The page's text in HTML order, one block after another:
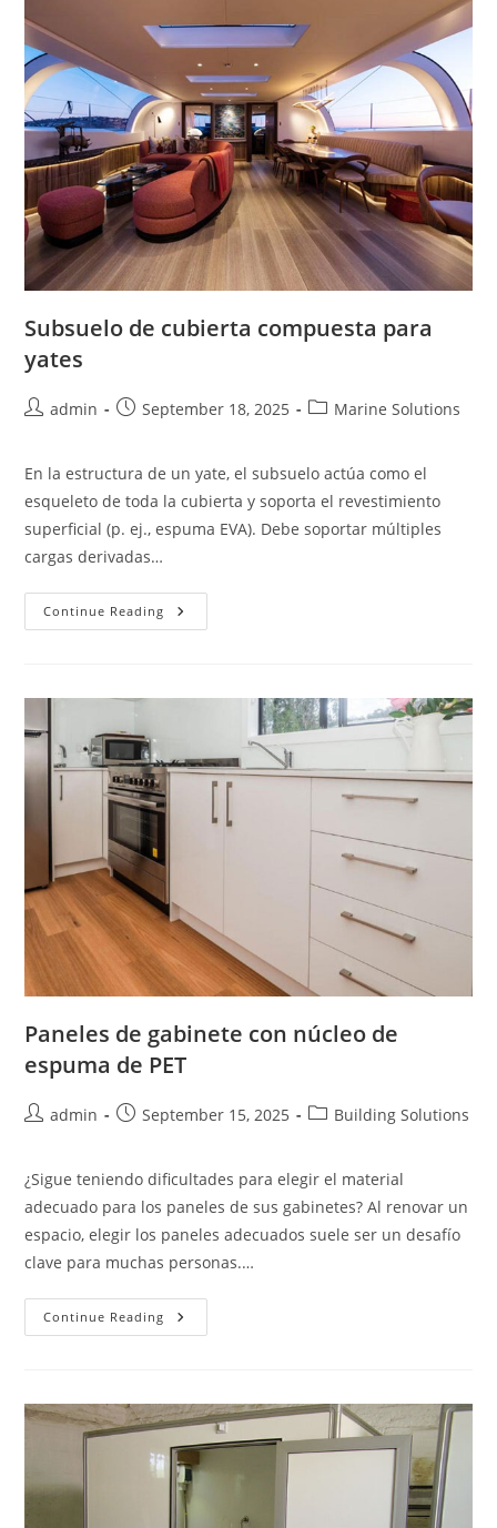
Subsuelo de cubierta compuesta para
yates
Postadmin
PostSeptember 18, 2025
PostMarine Solutions
En la estructura de un yate, el subsuelo actúa como el
esqueleto de toda la cubierta y soporta el revestimiento
superficial (p. ej., espuma EVA). Debe soportar múltiples
cargas derivadas…
Continue Reading Subsuelo
De
Paneles de gabinete con núcleo de
espuma de PET
Postadmin
PostSeptember 15, 2025
PostBuilding Solutions
¿Sigue teniendo dificultades para elegir el material
adecuado para los paneles de sus gabinetes? Al renovar un
espacio, elegir los paneles adecuados suele ser un desafío
clave para muchas personas.…
Continue Reading Paneles
De
Espuma
De
PET